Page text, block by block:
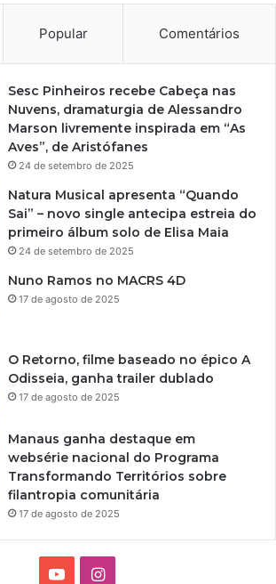
Popular Comentários
Sesc Pinheiros recebe Cabeça nas
Nuvens, dramaturgia de Alessandro
Marson livremente inspirada em “As
Aves”, de Aristófanes
24 de setembro de 2025
Natura Musical apresenta “Quando
Sai” – novo single antecipa estreia do
primeiro álbum solo de Elisa Maia
24 de setembro de 2025
Nuno Ramos no MACRS 4D
17 de agosto de 2025
O Retorno, filme baseado no épico A
Odisseia, ganha trailer dublado
17 de agosto de 2025
Manaus ganha destaque em
websérie nacional do Programa
Transformando Territórios sobre
filantropia comunitária
17 de agosto de 2025
I